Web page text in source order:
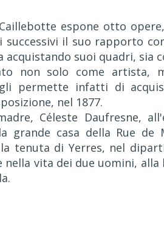
espone otto
successivi il suo rapporto
acquistando suoi quadri, sia
non solo come artista,
gli permette infatti di
nel 1877.
Céleste Daufresne,
grande casa della Rue de
tenuta di Yerres, nel
vita dei due uomini, alla